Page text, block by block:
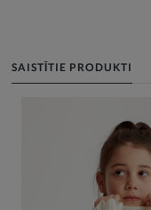
SAISTĪTIE PRODUKTI